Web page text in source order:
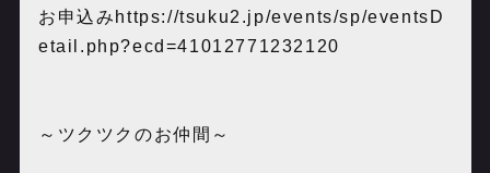
お申込み https://tsuku2.jp/events/sp/eventsD
etail.php?ecd=41012771232120
～ツクツクのお仲間～